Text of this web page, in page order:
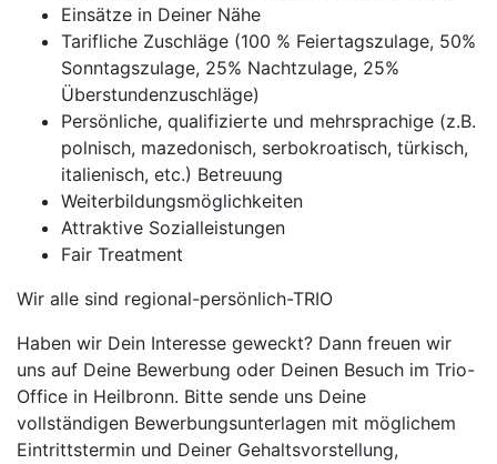
Einsätze in Deiner Nähe
Tarifliche Zuschläge (100 % Feiertagszulage, 50%
Sonntagszulage, 25% Nachtzulage, 25%
Überstundenzuschläge)
Persönliche, qualifizierte und mehrsprachige (z.B.
polnisch, mazedonisch, serbokroatisch, türkisch,
italienisch, etc.) Betreuung
Weiterbildungsmöglichkeiten
Attraktive Sozialleistungen
Fair Treatment
Wir alle sind regional-persönlich-TRIO
Haben wir Dein Interesse geweckt? Dann freuen wir
uns auf Deine Bewerbung oder Deinen Besuch im Trio-
Office in Heilbronn. Bitte sende uns Deine
vollständigen Bewerbungsunterlagen mit möglichem
Eintrittstermin und Deiner Gehaltsvorstellung,